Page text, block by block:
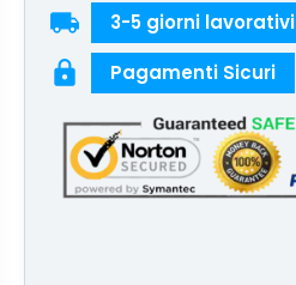
local_shipping 3-5 giorni lavorativi
lock Pagamenti Sicuri